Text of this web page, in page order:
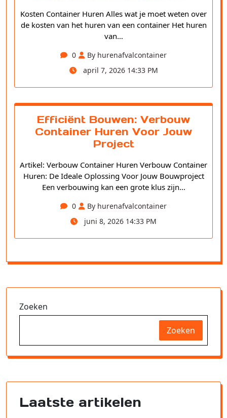
Kosten Container Huren Alles wat je moet weten over
de kosten van het huren van een container Het huren
van…
0
By hurenafvalcontainer
april 7, 2026 14:33 PM
Efficiënt Bouwen: Verbouw
Container Huren Voor Jouw
Project
Artikel: Verbouw Container Huren Verbouw Container
Huren: De Ideale Oplossing Voor Jouw Bouwproject
Een verbouwing kan een grote klus zijn…
0
By hurenafvalcontainer
juni 8, 2026 14:33 PM
Zoeken
Zoeken
Laatste artikelen